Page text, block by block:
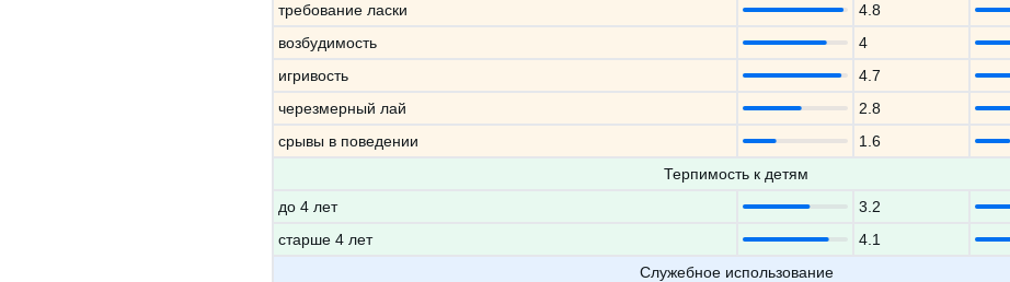
требование ласки
4.8
возбудимость
4
игривость
4.7
черезмерный лай
2.8
срывы в поведении
1.6
Терпимость к детям
до 4 лет
3.2
старше 4 лет
4.1
Служебное использование